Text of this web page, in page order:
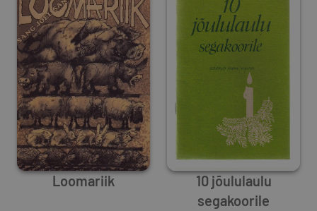
Loomariik
10 jõululaulu
segakoorile